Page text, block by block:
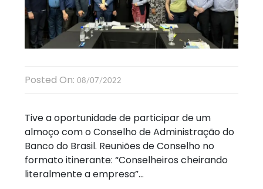
Posted On: 08/07/2022
Tive a oportunidade de participar de um
almoço com o Conselho de Administração do
Banco do Brasil. Reuniões de Conselho no
formato itinerante: “Conselheiros cheirando
literalmente a empresa”…